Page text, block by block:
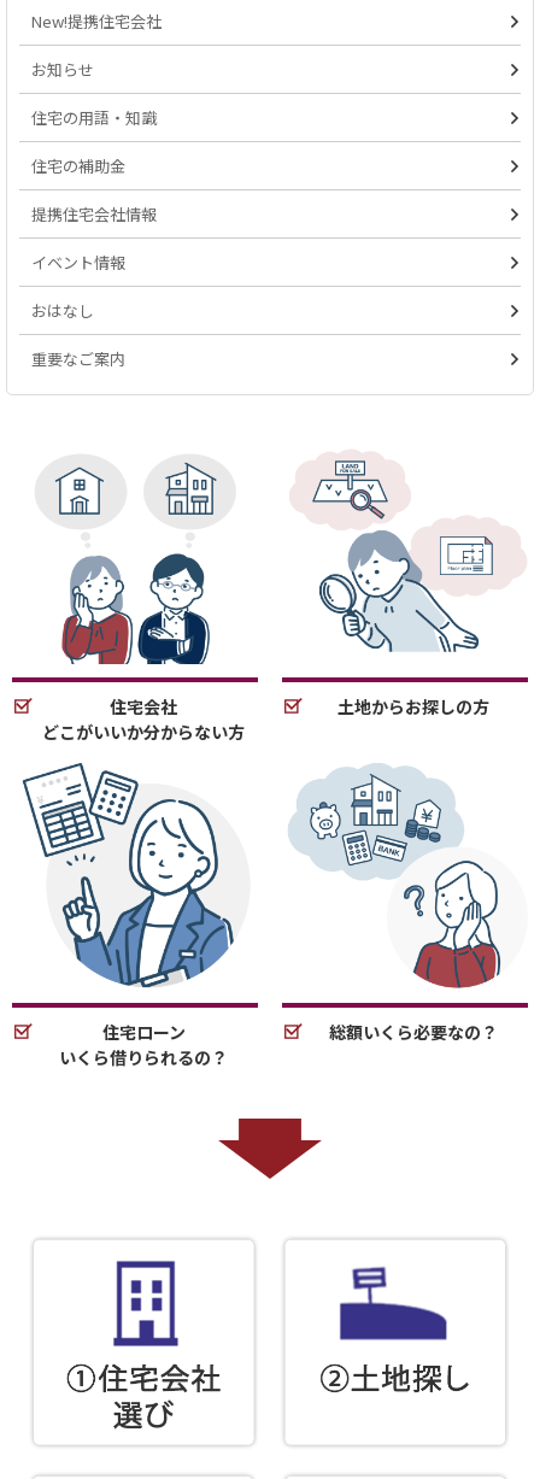
New!提携住宅会社
お知らせ
住宅の用語・知識
住宅の補助金
提携住宅会社情報
イベント情報
おはなし
重要なご案内
住宅会社
どこがいいか分からない方
土地からお探しの方
住宅ローン
いくら借りられるの？
総額いくら必要なの？